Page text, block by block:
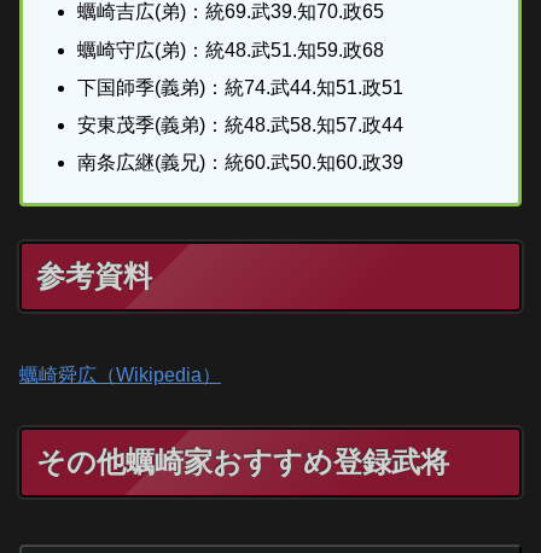
蠣崎吉広(弟)：統69.武39.知70.政65
蠣崎守広(弟)：統48.武51.知59.政68
下国師季(義弟)：統74.武44.知51.政51
安東茂季(義弟)：統48.武58.知57.政44
南条広継(義兄)：統60.武50.知60.政39
参考資料
蠣崎舜広（Wikipedia）
その他蠣崎家おすすめ登録武将